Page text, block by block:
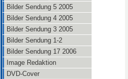
Bilder Sendung 5 2005
Bilder Sendung 4 2005
Bilder Sendung 3 2005
Bilder Sendung 1-2
Bilder Sendung 17 2006
Image Redaktion
DVD-Cover